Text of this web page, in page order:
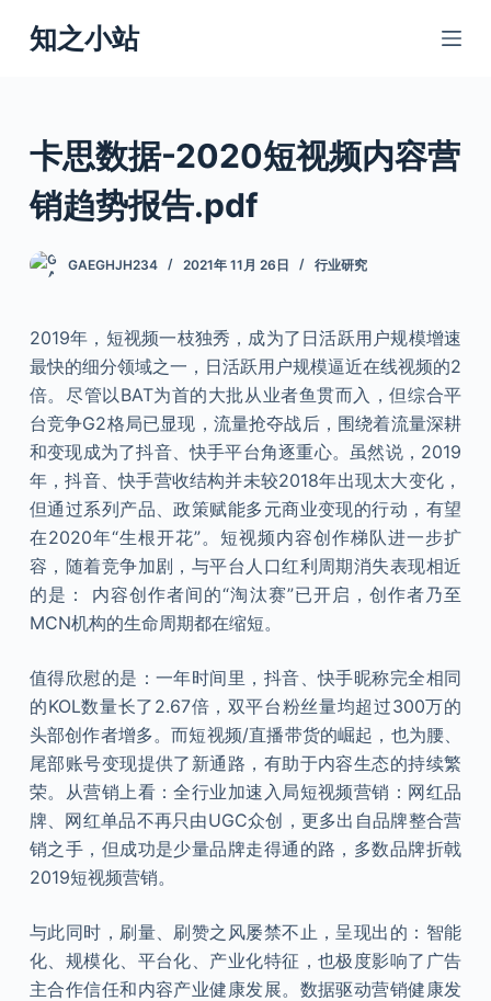
跳
过
知之小站
卡思数据-2020短视频内容营
销趋势报告.pdf
GAEGHJH234 2021年 11月 26日 行业研究
2019年，短视频一枝独秀，成为了日活跃用户规模增速
最快的细分领域之一，日活跃用户规模逼近在线视频的2
倍。尽管以BAT为首的大批从业者鱼贯而入，但综合平
台竞争G2格局已显现，流量抢夺战后，围绕着流量深耕
和变现成为了抖音、快手平台角逐重心。虽然说，2019
年，抖音、快手营收结构并未较2018年出现太大变化，
但通过系列产品、政策赋能多元商业变现的行动，有望
在2020年“生根开花”。短视频内容创作梯队进一步扩
容，随着竞争加剧，与平台人口红利周期消失表现相近
的是： 内容创作者间的“淘汰赛”已开启，创作者乃至
MCN机构的生命周期都在缩短。
值得欣慰的是：一年时间里，抖音、快手昵称完全相同
的KOL数量长了2.67倍，双平台粉丝量均超过300万的
头部创作者增多。而短视频/直播带货的崛起，也为腰、
尾部账号变现提供了新通路，有助于内容生态的持续繁
荣。从营销上看：全行业加速入局短视频营销：网红品
牌、网红单品不再只由UGC众创，更多出自品牌整合营
销之手，但成功是少量品牌走得通的路，多数品牌折戟
2019短视频营销。
与此同时，刷量、刷赞之风屡禁不止，呈现出的：智能
化、规模化、平台化、产业化特征，也极度影响了广告
主合作信任和内容产业健康发展。数据驱动营销健康发